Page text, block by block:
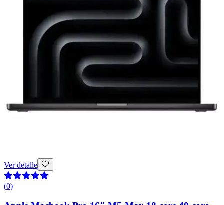
Ver detalle
(0)